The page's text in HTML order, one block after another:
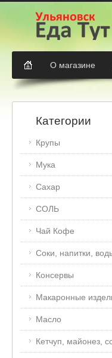
О магазине
Категории
Крупы
Мука
Сахар
СОЛЬ
Чай Кофе
Соки, напитки,
Консервы
Макаронные
Масло
Кетчуп, майонез,